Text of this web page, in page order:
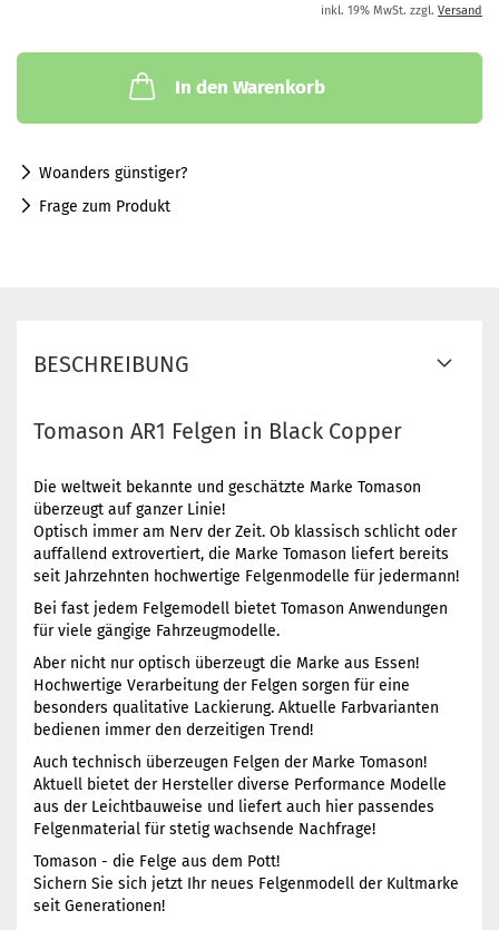
inkl. 19% MwSt. zzgl. Versand
In den Warenkorb
Woanders günstiger?
Frage zum Produkt
BESCHREIBUNG
Tomason AR1 Felgen in Black Copper
Die weltweit bekannte und geschätzte Marke Tomason
überzeugt auf ganzer Linie!
Optisch immer am Nerv der Zeit. Ob klassisch schlicht oder
auffallend extrovertiert, die Marke Tomason liefert bereits
seit Jahrzehnten hochwertige Felgenmodelle für jedermann!
Bei fast jedem Felgemodell bietet Tomason Anwendungen
für viele gängige Fahrzeugmodelle.
Aber nicht nur optisch überzeugt die Marke aus Essen!
Hochwertige Verarbeitung der Felgen sorgen für eine
besonders qualitative Lackierung. Aktuelle Farbvarianten
bedienen immer den derzeitigen Trend!
Auch technisch überzeugen Felgen der Marke Tomason!
Aktuell bietet der Hersteller diverse Performance Modelle
aus der Leichtbauweise und liefert auch hier passendes
Felgenmaterial für stetig wachsende Nachfrage!
Tomason - die Felge aus dem Pott!
Sichern Sie sich jetzt Ihr neues Felgenmodell der Kultmarke
seit Generationen!